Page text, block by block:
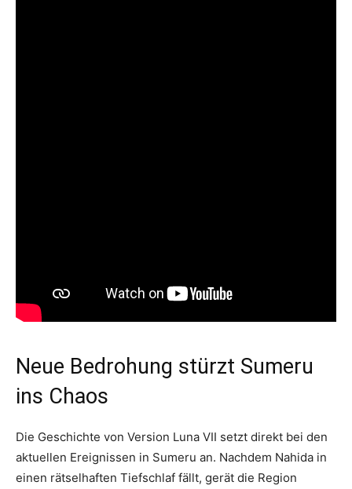
Neue Bedrohung stürzt Sumeru
ins Chaos
Die Geschichte von Version Luna VII setzt direkt bei den
aktuellen Ereignissen in Sumeru an. Nachdem Nahida in
einen rätselhaften Tiefschlaf fällt, gerät die Region